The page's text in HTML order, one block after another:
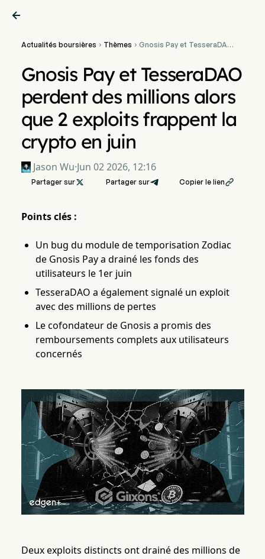

Actualités boursières  Thèmes  Gnosis Pay et TesseraDAO
crypto en juin
Gnosis Pay et TesseraDAO
perdent des millions alors
que 2 exploits frappent la
crypto en juin
Jason Wu·Jun 02 2026, 12:16
Partager sur Partager sur Copier le lien
Points clés :
Un bug du module de temporisation Zodiac
de Gnosis Pay a drainé les fonds des
utilisateurs le 1er juin
TesseraDAO a également signalé un exploit
avec des millions de pertes
Le cofondateur de Gnosis a promis des
remboursements complets aux utilisateurs
concernés
Deux exploits distincts ont drainé des millions de